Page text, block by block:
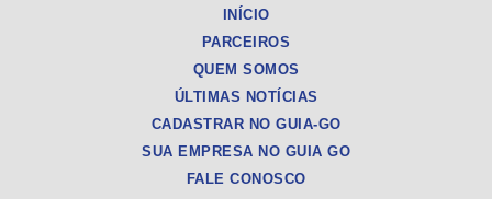
INÍCIO
PARCEIROS
QUEM SOMOS
ÚLTIMAS NOTÍCIAS
CADASTRAR NO GUIA-GO
SUA EMPRESA NO GUIA GO
FALE CONOSCO